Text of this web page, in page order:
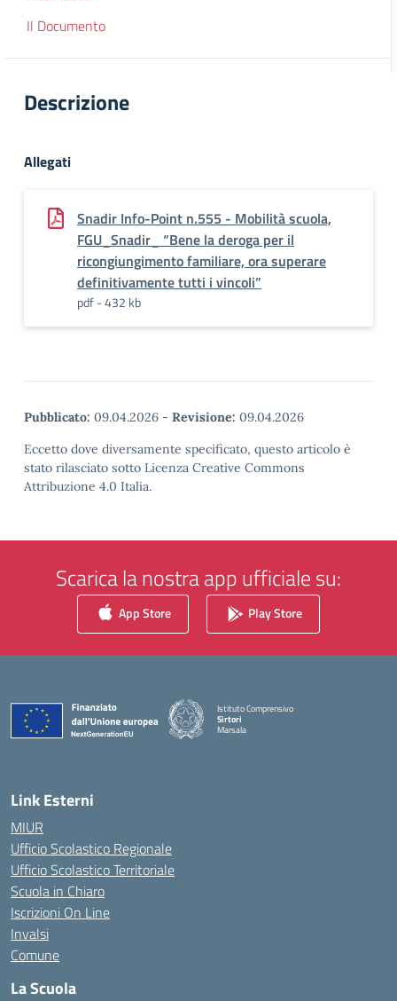
Il Documento
Descrizione
Allegati
Snadir Info-Point n.555 - Mobilità scuola,
FGU_Snadir_ “Bene la deroga per il
ricongiungimento familiare, ora superare
definitivamente tutti i vincoli”
pdf - 432 kb
Pubblicato: 09.04.2026 - Revisione: 09.04.2026
Eccetto dove diversamente specificato, questo articolo è
stato rilasciato sotto Licenza Creative Commons
Attribuzione 4.0 Italia.
Scarica la nostra app ufficiale su:
App Store Play Store
Istituto Comprensivo
Sirtori
Marsala
Link Esterni
MIUR
Ufficio Scolastico Regionale
Ufficio Scolastico Territoriale
Scuola in Chiaro
Iscrizioni On Line
Invalsi
Comune
La Scuola